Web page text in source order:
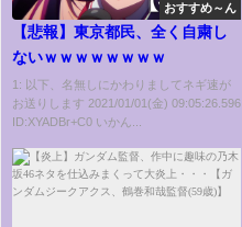
おすすめ～ん
【悲報】東京都民、全く自粛し
ないｗｗｗｗｗｗｗｗ
1: 以下、名無しにかわりましてネギ速が
お送りします 2021/01/01(金) 09:05:26.596
ID:XYADBr+C0 いかん...